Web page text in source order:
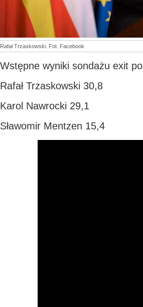
Rafał Trzaskowski. Fot. Facebook
Wstępne wyniki sondażu exit poll
Rafał Trzaskowski 30,8
Karol Nawrocki 29,1
Sławomir Mentzen 15,4